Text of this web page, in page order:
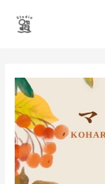
ビ
ゲ
ー
シ
ョ